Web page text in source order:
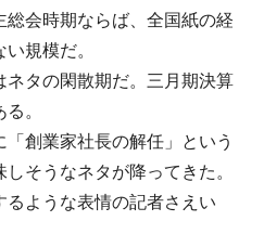
総会時期ならば、全国紙の経
規模だ。
タの閑散期だ。三月期決算
。
創業家社長の解任」という
そうなネタが降ってきた。
ような表情の記者さえい